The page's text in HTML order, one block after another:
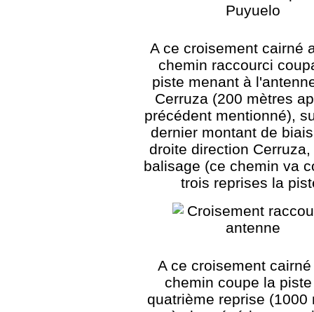
A ce croisement cairné
chemin raccourci
piste menant à
Cerruza (200 mètres
précédent mentionné),
dernier montant de
droite direction
balisage (ce chemin va
trois reprises la
A ce croisement
chemin coupe la
quatrième reprise (1000